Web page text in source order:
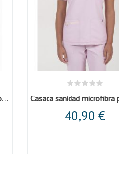
Chaqueta mujer presillas microfibra negra
40,90 €